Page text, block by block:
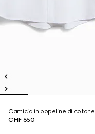
Camicia in popeline di cotone
CHF 650